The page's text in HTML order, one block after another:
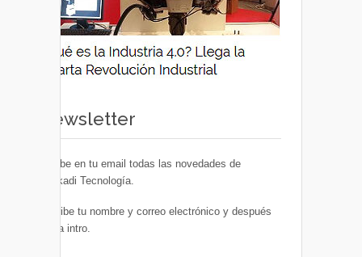
Newsletter
Recibe en tu email todas las novedades de
Euskadi Tecnología.
Escribe tu nombre y correo electrónico y después
pulsa intro.